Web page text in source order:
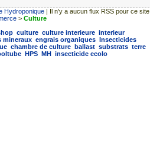
Hydroponique| Il n'y a aucun flux RSS pour ce site
> Culture
culture culture interieure interieur
mineraux engrais organiques Insecticides
chambre de culture ballast substrats terre
HPS MH insecticide ecolo